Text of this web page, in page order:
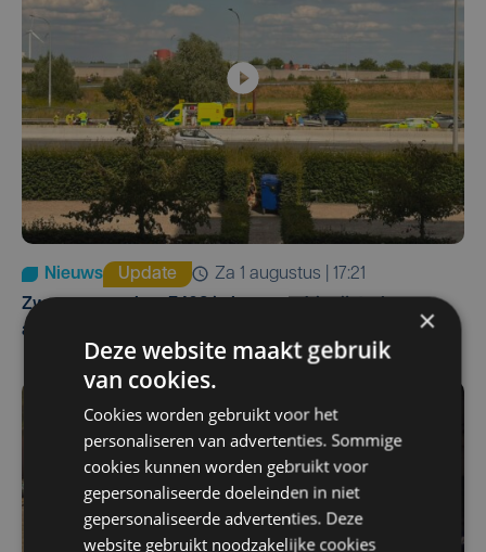
Nieuws Update
za 1 augustus | 17:21
Zwaar ongeval op E403 in Izegem: drie rijstroken
afgesloten
×
Deze website maakt gebruik
van cookies.
Cookies worden gebruikt voor het
personaliseren van advertenties. Sommige
cookies kunnen worden gebruikt voor
gepersonaliseerde doeleinden in niet
gepersonaliseerde advertenties. Deze
website gebruikt noodzakelijke cookies